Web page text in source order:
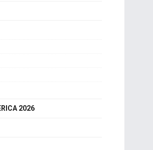
INVIERNO MILAN 2026
2026